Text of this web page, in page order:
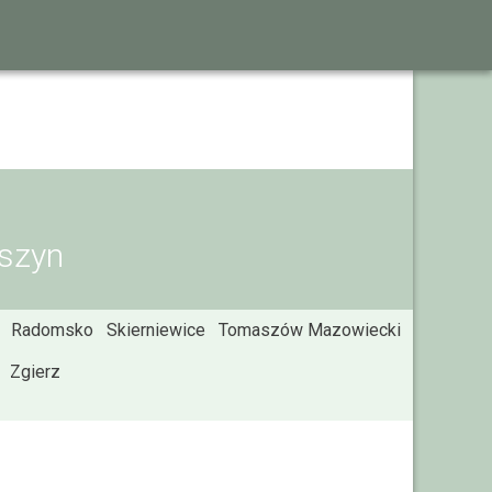
Radomsko Skierniewice
Tomaszów Mazowiecki
Zgierz